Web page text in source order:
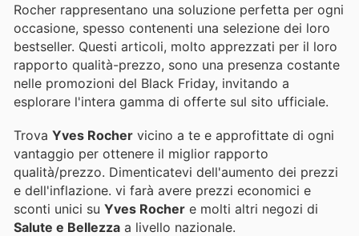
Rocher rappresentano una soluzione perfetta per ogni
occasione, spesso contenenti una selezione dei loro
bestseller. Questi articoli, molto apprezzati per il loro
rapporto qualità-prezzo, sono una presenza costante
nelle promozioni del Black Friday, invitando a
esplorare l'intera gamma di offerte sul sito ufficiale.
Trova Yves Rocher vicino a te e approfittate di ogni
vantaggio per ottenere il miglior rapporto
qualità/prezzo. Dimenticatevi dell'aumento dei prezzi
e dell'inflazione. vi farà avere prezzi economici e
sconti unici su Yves Rocher e molti altri negozi di
Salute e Bellezza a livello nazionale.